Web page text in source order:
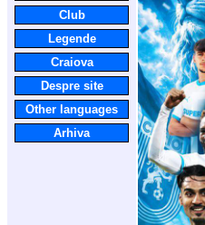
Club
Legende
Craiova
Despre site
Other languages
Arhiva